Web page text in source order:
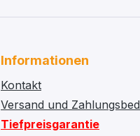
Informationen
Kontakt
Versand und
Tiefpreisgarantie